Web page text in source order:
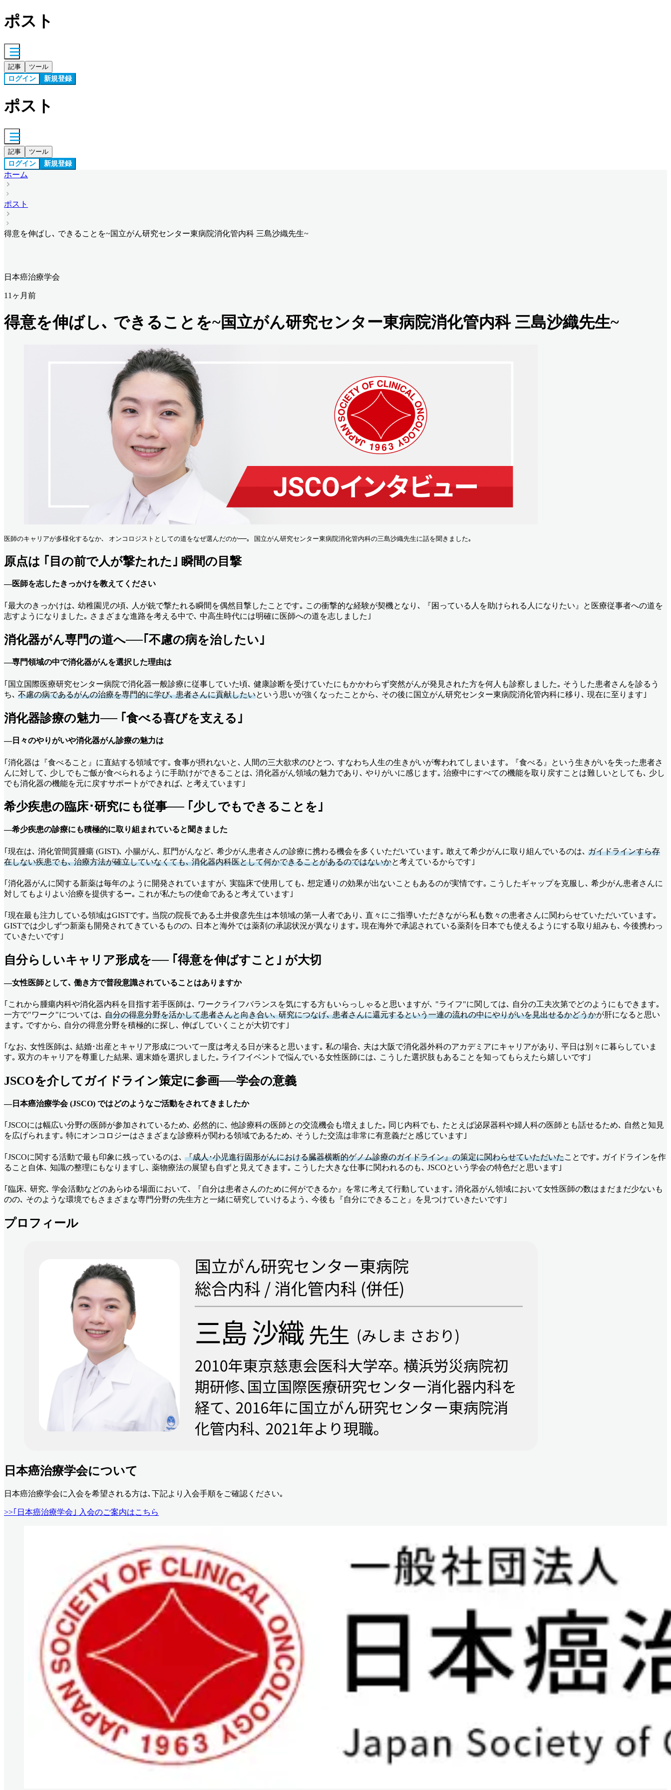
ポスト
記事 ツール
ログイン 新規登録
ポスト
記事 ツール
ログイン 新規登録
ホーム
ポスト
得意を伸ばし､ できることを~国立がん研究センター東病院消化管内科 三島沙織先生~
日本癌治療学会
11ヶ月前
得意を伸ばし､ できることを~国立がん研究センター東病院消化管内科 三島沙織先生~
医師のキャリアが多様化するなか､ オンコロジストとしての道をなぜ選んだのか──｡ 国立がん研究センター東病院消化管内科の三島沙織先生に話を聞きました｡
原点は ｢目の前で人が撃たれた｣ 瞬間の目撃
––医師を志したきっかけを教えて ください
｢最大のきっかけは､ 幼稚園児の頃､ 人が銃で撃たれる瞬間を偶然目撃したことです｡ この衝撃的な経験が契機となり､ 『困っている人を助けられる人になりたい』と医療従事者への道を
志すようになりました｡ さまざまな進路を考える中で､ 中高生時代には明確に医師への道を志しました｣
消化器がん専門の道へ──｢不慮の病を治したい｣
––専門領域の中で消化器がんを選択した理由は
｢国立国際医療研究センター病院で消化器一般診療に従事していた頃､ 健康診断を受けていたにもかかわらず突然がんが発見された方を何人も診察しました｡ そうした患者さんを診るう
ち､ 不慮の病であるがんの治療を専門的に学び､ 患者さんに貢献したいという思いが強くなったことから､ その後に国立がん研究センター東病院消化管内科に移り､ 現在に至ります｣
消化器診療の魅力── ｢食べる喜びを支える｣
––日々のやりがいや消化器がん診療の魅力は
｢消化器は『食べること』に直結する領域です｡ 食事が摂れないと､ 人間の三大欲求のひとつ､ すなわち人生の生きがいが奪われてしまいます｡ 『食べる』という生きがいを失った患者さ
んに対して､ 少しでもご飯が食べられるように手助けができることは､ 消化器がん領域の魅力であり､ やりがいに感じます｡ 治療中にすべての機能を取り戻すことは難しいとしても､ 少し
でも消化器の機能を元に戻すサポートができれば､ と考えています｣
希少疾患の臨床･研究にも従事── ｢少しでもできることを｣
––希少疾患の診療にも積極的に取り組まれていると聞きました
｢現在は､ 消化管間質腫瘍 (GIST)､ 小腸がん､ 肛門がんなど､ 希少がん患者さんの診療に携わる機会を多くいただいています｡ 敢えて希少がんに取り組んでいるのは､ ガイドラインすら存
在しない疾患でも､ 治療方法が確立していなくても､ 消化器内科医として何かできることがあるのではないかと考えているからです｣
｢消化器がんに関する新薬は毎年のように開発されていますが､ 実臨床で使用しても､ 想定通りの効果が出ないこともあるのが実情です｡ こうしたギャップを克服し､ 希少がん患者さんに
対してもよりよい治療を提供するー｡ これが私たちの使命であると考えています｣
｢現在最も注力している領域はGISTです｡ 当院の院長である土井俊彦先生は本領域の第一人者であり､ 直々にご指導いただきながら私も数々の患者さんに関わらせていただいています｡
GISTでは少しずつ新薬も開発されてきているものの､ 日本と海外では薬剤の承認状況が異なります｡ 現在海外で承認されている薬剤を日本でも使えるようにする取り組みも､ 今後携わっ
ていきたいです｣
自分らしいキャリア形成を── ｢得意を伸ばすこと｣ が大切
––女性医師として､ 働き方で普段意識されていることはありますか
｢これから腫瘍内科や消化器内科を目指す若手医師は､ ワークライフバランスを気にする方もいらっしゃると思いますが､ "ライフ"に関しては､ 自分の工夫次第でどのようにもできます｡
一方で"ワーク"については､ 自分の得意分野を活かして患者さんと向き合い､ 研究につなげ､ 患者さんに還元するという一連の流れの中にやりがいを見出せるかどうかが肝になると思い
ます｡ ですから､ 自分の得意分野を積極的に探し､ 伸ばしていくことが大切です｣
｢なお､ 女性医師は､ 結婚･出産とキャリア形成について一度は考える日が来ると思います｡ 私の場合､ 夫は大阪で消化器外科のアカデミアにキャリアがあり､ 平日は別々に暮らしていま
す｡ 双方のキャリアを尊重した結果､ 週末婚を選択しました｡ ライフイベントで悩んでいる女性医師には､ こうした選択肢もあることを知ってもらえたら嬉しいです｣
JSCOを介してガイドライン策定に参画──学会の意義
––日本癌治療学会(JSCO) ではどのようなご活動をされてきましたか
｢JSCOには幅広い分野の医師が参加されているため､ 必然的に､ 他診療科の医師との交流機会も増えました｡ 同じ内科でも､ たとえば泌尿器科や婦人科の医師とも話せるため､ 自然と知見
を広げられます｡ 特にオンコロジーはさまざまな診療科が関わる領域であるため､ そうした交流は非常に有意義だと感じています｣
｢JSCOに関する活動で最も印象に残っているのは､ 『成人･小児進行固形がんにおける臓器横断的ゲノム診療のガイドライン』の策定に関わらせていただいたことです｡ ガイドラインを作
ること自体､ 知識の整理にもなりますし､ 薬物療法の展望も自ずと見えてきます｡ こうした大きな仕事に関われるのも､ JSCOという学会の特色だと思います｣
｢臨床､ 研究､ 学会活動などのあらゆる場面において､ 『自分は患者さんのために何ができるか』を常に考えて行動しています｡ 消化器がん領域において女性医師の数はまだまだ少ないも
のの､ そのような環境でもさまざまな専門分野の先生方と一緒に研究していけるよう､ 今後も『自分にできること』を見つけていきたいです｣
プロフィール
日本癌治療学会について
日本癌治療学会に入会を希望される方は､下記より入会手順をご確認ください｡
>>｢日本癌治療学会｣ 入会のご案内はこちら